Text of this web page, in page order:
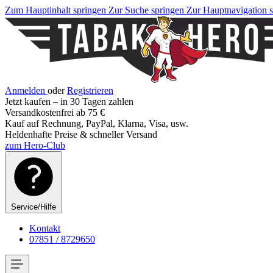
Zum Hauptinhalt springen Zur Suche springen Zur Hauptnavigation
Anmelden oder Registrieren
Jetzt kaufen – in 30 Tagen zahlen
Versandkostenfrei ab 75 €
Kauf auf Rechnung, PayPal, Klarna, Visa, usw.
Heldenhafte Preise & schneller Versand
zum Hero-Club
Service/Hilfe
Kontakt
07851 / 8729650